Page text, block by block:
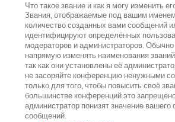
Что такое звание и как я могу изменить
Звания, отображаемые под вашим
количество созданных вами сообщений
идентифицируют определённых
модераторов и администраторов.
напрямую изменять наименования
так как они установлены её
не засоряйте конференцию ненужными
только для того, чтобы повысить своё
большинстве конференций это
администратор понизят значение вашего
сообщений.